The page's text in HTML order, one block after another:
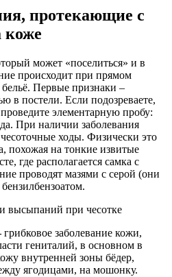
протекающие с
может «поселиться» и в
происходит при прямом
Первые признаки –
в постели. Если подозреваете,
элементарную пробу:
При наличии заболевания
ходы. Физически это
похожая на тонкие извитые
где располагается самка с
проводят мазями с серой (они
высыпаний при чесотке
грибковое заболевание кожи,
гениталий, в основном в
внутренней зоны бёдер,
ягодицами, на мошонку.